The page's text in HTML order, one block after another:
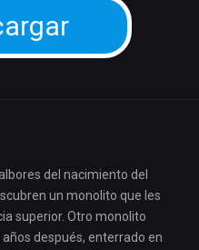
del nacimiento del
un monolito que les
superior. Otro monolito
después, enterrado en